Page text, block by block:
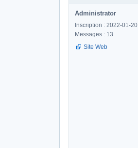
Administrator
Inscription : 2022-01-20
Messages : 13
Site Web